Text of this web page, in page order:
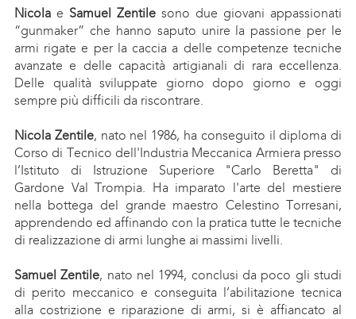
Nicolae Samuel Zentile sono due giovani appassionati
“gunmaker” che hanno saputo unire la passione per le
armi rigate e per la caccia a delle competenze tecniche
avanzate e delle capacità artigianali di rara eccellenza.
Delle qualità sviluppate giorno dopo giorno e oggi
sempre più difficili da riscontrare.
Nicola Zentile, nato nel 1986, ha conseguito il diploma di
Corso di Tecnico dell'Industria Meccanica Armiera presso
l’Istituto di Istruzione Superiore "Carlo Beretta" di
Gardone Val Trompia. Ha imparato l'arte del mestiere
nella bottega del grande maestro Celestino Torresani,
apprendendo ed affinando con la pratica tutte le tecniche
di realizzazione di armi lunghe ai massimi livelli.
Samuel Zentile, nato nel 1994, conclusi da poco gli studi
di perito meccanico e conseguita l’abilitazione tecnica
alla costrizione e riparazione di armi, si è affiancato al